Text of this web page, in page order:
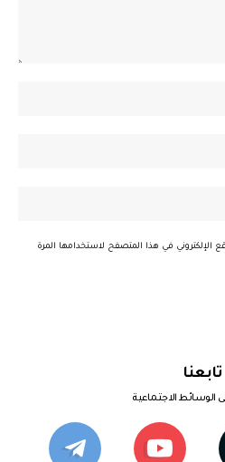
الإلكتروني في هذا المتصفح لاستخدامها المرة
تابعنا
الوسائط الاجتماعية